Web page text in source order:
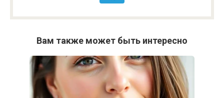
Вам также может быть интересно